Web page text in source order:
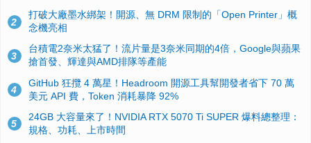
2
打破大廠墨水綁架！開源、無 DRM 限制的「Open Printer」概
念機亮相
3
台積電2奈米太猛了！流片量是3奈米同期的4倍，Google與蘋果
搶首發、輝達與AMD排隊等產能
4
GitHub 狂攬 4 萬星！Headroom 開源工具幫開發者省下 70 萬
美元 API 費，Token 消耗暴降 92%
5
24GB 大容量來了！NVIDIA RTX 5070 Ti SUPER 爆料總整理：
規格、功耗、上市時間